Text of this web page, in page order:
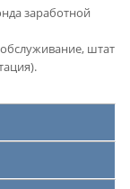
заработной
штат